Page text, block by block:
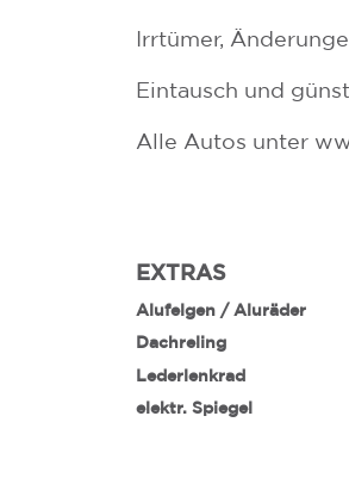
Irrtümer,
Eintausch und
Alle Autos unter
EXTRAS
Alufelgen / Aluräder
Dachreling
Lederlenkrad
elektr. Spiegel